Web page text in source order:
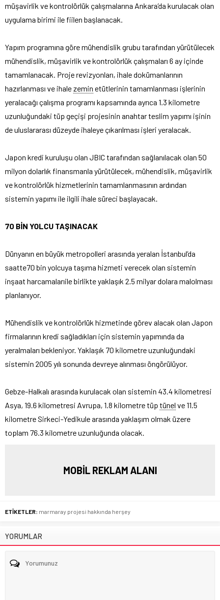
müşavirlik ve kontrolörlük çalışmalarına Ankara’da kurulacak olan
uygulama birimi ile fiilen başlanacak.
Yapım programına göre mühendislik grubu tarafından yürütülecek
mühendislik, müşavirlik ve kontrolörlük çalışmaları 6 ay içinde
tamamlanacak. Proje revizyonları, ihale dokümanlarının
hazırlanması ve ihale zemin etütlerinin tamamlanması işlerinin
yeralacağı çalışma programı kapsamında ayrıca 1.3 kilometre
uzunluğundaki tüp geçişi projesinin anahtar teslim yapımı işinin
de uluslararası düzeyde ihaleye çıkarılması işleri yeralacak.
Japon kredi kuruluşu olan JBIC tarafından sağlanılacak olan 50
milyon dolarlık finansmanla yürütülecek, mühendislik, müşavirlik
ve kontrolörlük hizmetlerinin tamamlanmasının ardından
sistemin yapımı ile ilgili ihale süreci başlayacak.
70 BİN YOLCU TAŞINACAK
Dünyanın en büyük metropolleri arasında yeralan İstanbul’da
saatte70 bin yolcuya taşıma hizmeti verecek olan sistemin
inşaat harcamalarıile birlikte yaklaşık 2.5 milyar dolara malolması
planlanıyor.
Mühendislik ve kontrolörlük hizmetinde görev alacak olan Japon
firmalarının kredi sağladıkları için sistemin yapımında da
yeralmaları bekleniyor. Yaklaşık 70 kilometre uzunluğundaki
sistemin 2005 yılı sonunda devreye alınması öngörülüyor.
Gebze-Halkalı arasında kurulacak olan sistemin 43.4 kilometresi
Asya, 19.6 kilometresi Avrupa, 1.8 kilometre tüp tünel ve 11.5
kilometre Sirkeci-Yedikule arasında yaklaşım olmak üzere
toplam 76.3 kilometre uzunluğunda olacak.
MOBİL REKLAM ALANI
ETİKETLER: marmaray projesi hakkında herşey
YORUMLAR